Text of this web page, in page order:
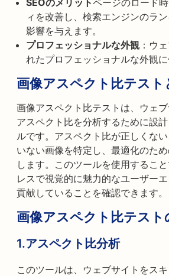
SEOのメリットページのロード
ィを改善し、検索エンジンのラ
影響を与えます。
プロフェッショナルな外観：ウ
れたプロフェッショナルな外観に
画像アスペクト比テスト
画像アスペクト比テストは、ウェ
アスペクト比を分析するために設
ルです。アスペクト比が正しくな
いない画像を特定し、最適化のた
します。このツールを使用するこ
レスで視覚的に魅力的なユーザー
貢献していることを確認できます。
画像アスペクト比テスト
1.アスペクト比分析
このツールは、ウェブサイトをス